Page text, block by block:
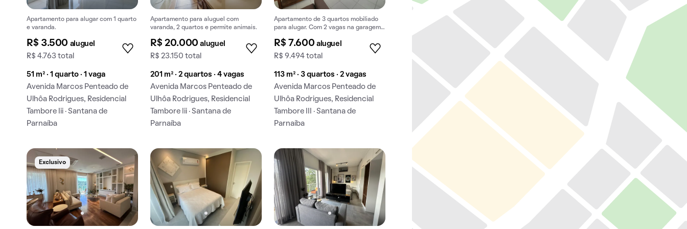
Apartamento para alugar com 1 quarto
e varanda.
R$ 3.500 aluguel
R$ 4.763 total
51 m² · 1 quarto · 1 vaga
Avenida Marcos Penteado de
Ulhôa Rodrigues, Residencial
Tambore Iii · Santana de
Parnaíba
Apartamento para aluguel com
varanda, 2 quartos e permite animais.
R$ 20.000aluguel
R$ 23.150 total
201 m² · 2 quartos · 4 vagas
Avenida Marcos Penteado de
Ulhôa Rodrigues, Residencial
Tambore Iii · Santana de
Parnaíba
Apartamento de 3 quartos mobiliado
para alugar. Com 2 vagas na garagem,
R$ 7.600 aluguel
R$ 9.494 total
113 m² · 3 quartos · 2 vagas
Avenida Marcos Penteado de
Ulhôa Rodrigues, Residencial
Tambore III · Santana de
Parnaíba
Exclusivo